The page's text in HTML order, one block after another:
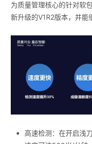
为质量管理核心的针对软
新升级的V1R2版本，并能
高速检测：在开启浅